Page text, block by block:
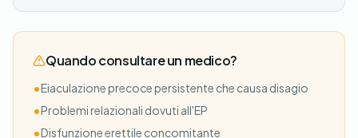
Quando consultare un medico?
•Eiaculazione precoce persistente che causa disagio
•Problemi relazionali dovuti all'EP
•Disfunzione erettile concomitante